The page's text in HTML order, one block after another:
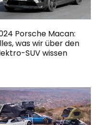
Porsche Macan:
was wir über den
SUV wissen